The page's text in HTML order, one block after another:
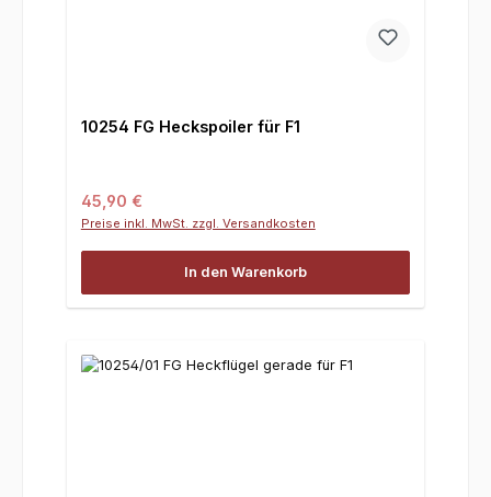
10254 FG Heckspoiler für F1
Regulärer Preis:
45,90 €
Preise inkl. MwSt. zzgl. Versandkosten
In den Warenkorb